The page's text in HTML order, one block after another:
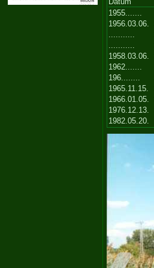
1955.......
1956.03.06.
...........
...........
1958.03.06.
1962.......
196........
1965.11.15.
1966.01.05.
1976.12.13.
1982.05.20.